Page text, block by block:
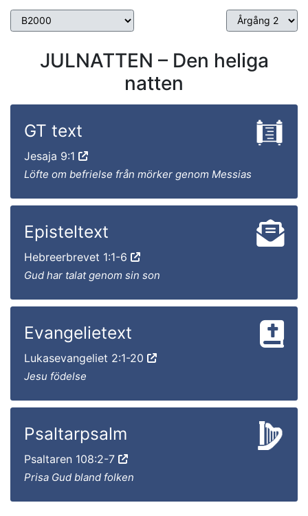
JULNATTEN – Den heliga
natten
GT text
Jesaja 9:1
Löfte om befrielse från mörker genom Messias
Episteltext
Hebreerbrevet 1:1-6
Gud har talat genom sin son
Evangelietext
Lukasevangeliet 2:1-20
Jesu födelse
Psaltarpsalm
Psaltaren 108:2-7
Prisa Gud bland folken